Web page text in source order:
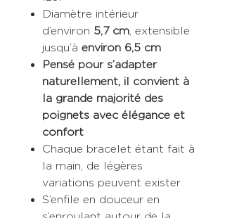
Diamètre intérieur
d’environ 5,7 cm , extensible
jusqu’à environ 6,5 cm
Pensé pour s’adapter
naturellement, il convient à
la grande majorité des
poignets avec élégance et
confort
Chaque bracelet étant fait à
la main, de légères
variations peuvent exister
S’enfile en douceur en